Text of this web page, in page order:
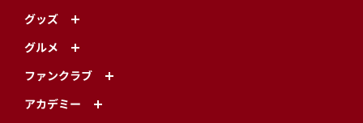
グッズ
グルメ
ファンクラブ
アカデミー